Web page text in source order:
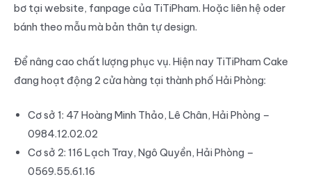
bơ tại website, fanpage của TiTiPham. Hoặc liên hệ oder
bánh theo mẫu mà bản thân tự design.
Để nâng cao chất lượng phục vụ. Hiện nay TiTiPham Cake
đang hoạt động 2 cửa hàng tại thành phố Hải Phòng:
Cơ sở 1: 47 Hoàng Minh Thảo, Lê Chân, Hải Phòng –
0984.12.02.02
Cơ sở 2: 116 Lạch Tray, Ngô Quyền, Hải Phòng –
0569.55.61.16